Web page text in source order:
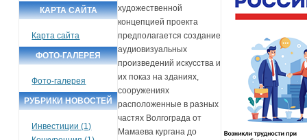
КАРТА САЙТА
Карта сайта
ФОТО-ГАЛЕРЕЯ
Фото-галерея
РУБРИКИ НОВОСТЕЙ
Инвестиции (1)
художественной
концепцией проекта
предполагается создание
аудиовизуальных
произведений искусства и
их показ на зданиях,
сооружениях
расположенные в разных
частях Волгограда от
Мамаева кургана до